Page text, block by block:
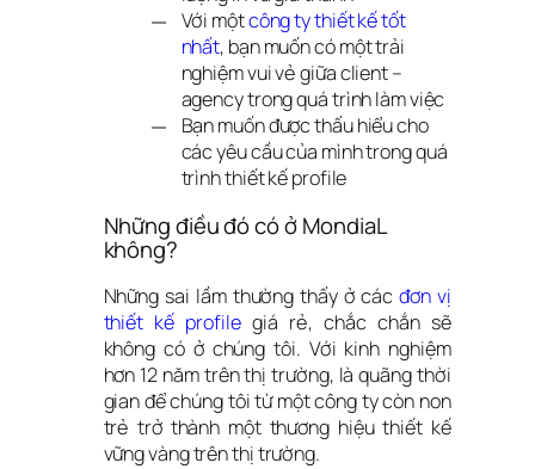
Với mộtcông ty thiết kế tốt
nhất, bạn muốn có một trải
nghiệm vui vẻ giữa client –
agency trong quá trình làm việc
Bạn muốn được thấu hiểu cho
các yêu cầu của mình trong quá
trình thiết kế profile
Những điều đó có ở MondiaL
không?
Những sai lầm thường thấy ở các đơn vị
thiết kế profile giá rẻ, chắc chắn sẽ
không có ở chúng tôi. Với kinh nghiệm
hơn 12 năm trên thị trường, là quãng thời
gian để chúng tôi từ một công ty còn non
trẻ trở thành một thương hiệu thiết kế
vững vàng trên thị trường.